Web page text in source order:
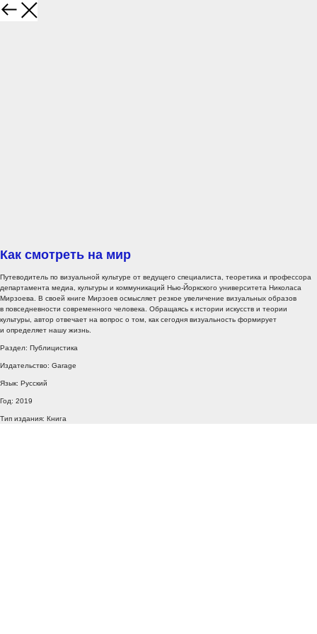
Как смотреть на мир
Путеводитель по визуальной культуре от ведущего специалиста, теоретика и профессора
департамента медиа, культуры и коммуникаций Нью-Йоркского университета Николаса
Мирзоева. В своей книге Мирзоев осмысляет резкое увеличение визуальных образов
в повседневности современного человека. Обращаясь к истории искусств и теории
культуры, автор отвечает на вопрос о том, как сегодня визуальность формирует
и определяет нашу жизнь.
Раздел: Публицистика
Издательство: Garage
Язык: Русский
Год: 2019
Тип издания: Книга